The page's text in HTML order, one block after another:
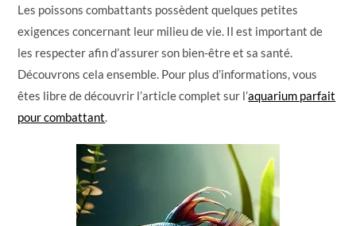
Les poissons combattants possèdent quelques petites
exigences concernant leur milieu de vie. Il est important de
les respecter afin d’assurer son bien-être et sa santé.
Découvrons cela ensemble. Pour plus d’informations, vous
êtes libre de découvrir l’article complet sur l’aquarium parfait
pour combattant.